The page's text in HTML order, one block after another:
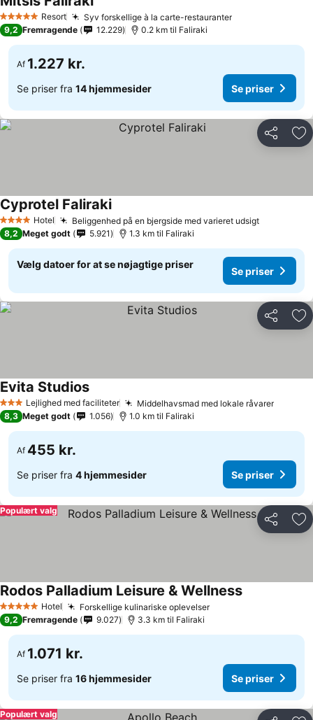
5 Stjerner Resort Syv forskellige à la carte-restauranter
9,2 Fremragende 12.229 0.2 km til Faliraki
Af 1.227 kr.
Se priser fra 14 hjemmesider Se priser
Del
4 StjernerHotel Beliggenhed på en bjergside med varieret udsigt
Cyprotel Faliraki
8,2 Meget godt 5.921 1.3 km til Faliraki
Vælg datoer for at se nøjagtige priser
Se priser
Del
3 StjernerLejlighed med faciliteter Middelhavsmad med lokale råvarer
Evita Studios
8,3 Meget godt 1.056 1.0 km til Faliraki
Af 455 kr.
Se priser fra 4 hjemmesider Se priser
Del
Populært valg
5 Stjerner Hotel Forskellige kulinariske oplevelser
Rodos Palladium Leisure & Wellness
9,2 Fremragende 9.027 3.3 km til Faliraki
Af 1.071 kr.
Se priser fra 16 hjemmesider Se priser
Populært valg